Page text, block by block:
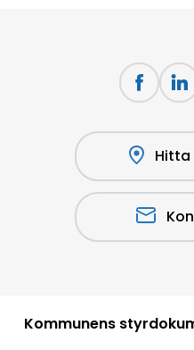
Hitta
Kommunens